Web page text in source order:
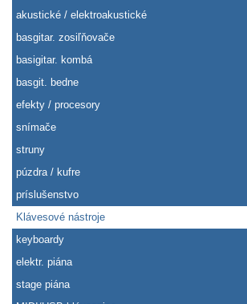
akustické / elektroakustické
basgitar. zosiľňovače
basigitar. kombá
basgit. bedne
efekty / procesory
snímače
struny
púzdra / kufre
príslušenstvo
Klávesové nástroje
keyboardy
elektr. piána
stage piána